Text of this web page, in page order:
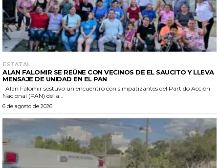
ESTATAL
ALAN FALOMIR SE REÚNE CON VECINOS DE EL SAUCITO Y LLEVA
MENSAJE DE UNIDAD EN EL PAN
Nacional (PAN) de la...
6 de agosto de 2026